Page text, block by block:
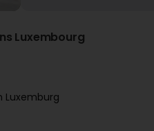
Luxembourg
Luxemburg